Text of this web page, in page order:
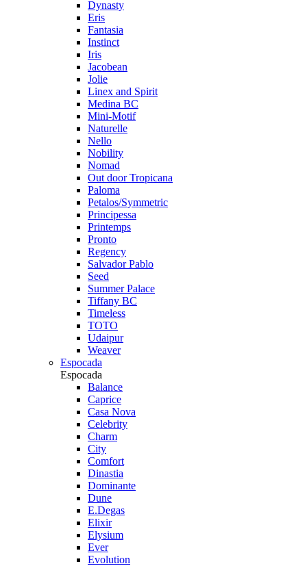
Dynasty
Eris
Fantasia
Instinct
Iris
Jacobean
Jolie
Linex and Spirit
Medina BC
Mini-Motif
Naturelle
Nello
Nobility
Nomad
Out door Tropicana
Paloma
Petalos/Symmetric
Principessa
Printemps
Pronto
Regency
Salvador Pablo
Seed
Summer Palace
Tiffany BC
Timeless
TOTO
Udaipur
Weaver
Espocada
Espocada
Balance
Caprice
Casa Nova
Celebrity
Charm
City
Comfort
Dinastia
Dominante
Dune
E.Degas
Elixir
Elysium
Ever
Evolution